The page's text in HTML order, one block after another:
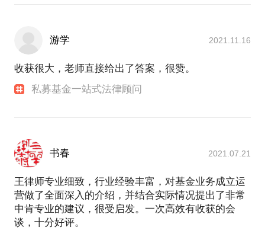
游学 2021.11.16
收获很大，老师直接给出了答案，很赞。
私募基金一站式法律顾问
书春 2021.07.21
王律师专业细致，行业经验丰富，对基金业务成立运
营做了全面深入的介绍，并结合实际情况提出了非常
中肯专业的建议，很受启发。一次高效有收获的会
谈，十分好评。